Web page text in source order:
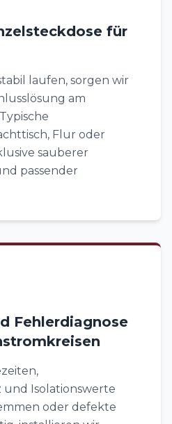
für
laufen, sorgen wir
am
Flur oder
sauberer
passender
Fehlerdiagnose
und Isolationswerte
oder defekte